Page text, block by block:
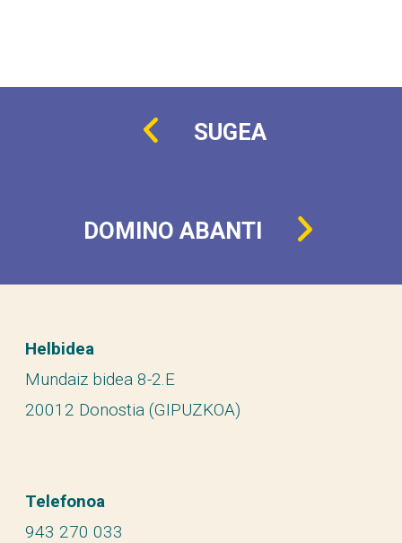
SUGEA
DOMINO ABANTI
Helbidea
Mundaiz bidea 8-2.E
20012 Donostia (GIPUZKOA)
Telefonoa
943 270 033